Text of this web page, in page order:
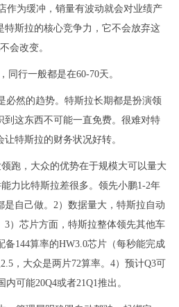
作为缓冲，销量有波动就会对业绩产
特斯拉的核心竞争力，它不会放弃这
会改变。
同行一般都是在60-70天。
必然的趋势。特斯拉长期都是扮演领
到这东西不可能一直免费。很难对特
特斯拉的财务状况好转。
跑，大众的优势在于规模大可以量大
力比特斯拉差很多。领先小鹏1-2年
是自己做。2）数据量大，特斯拉自动
3）芯片方面，特斯拉整体领先其他车
备144算率的HW3.0芯片（每秒能完成
，大众是两片72算率。4）预计Q3可
可能20Q4或者21Q1推出。